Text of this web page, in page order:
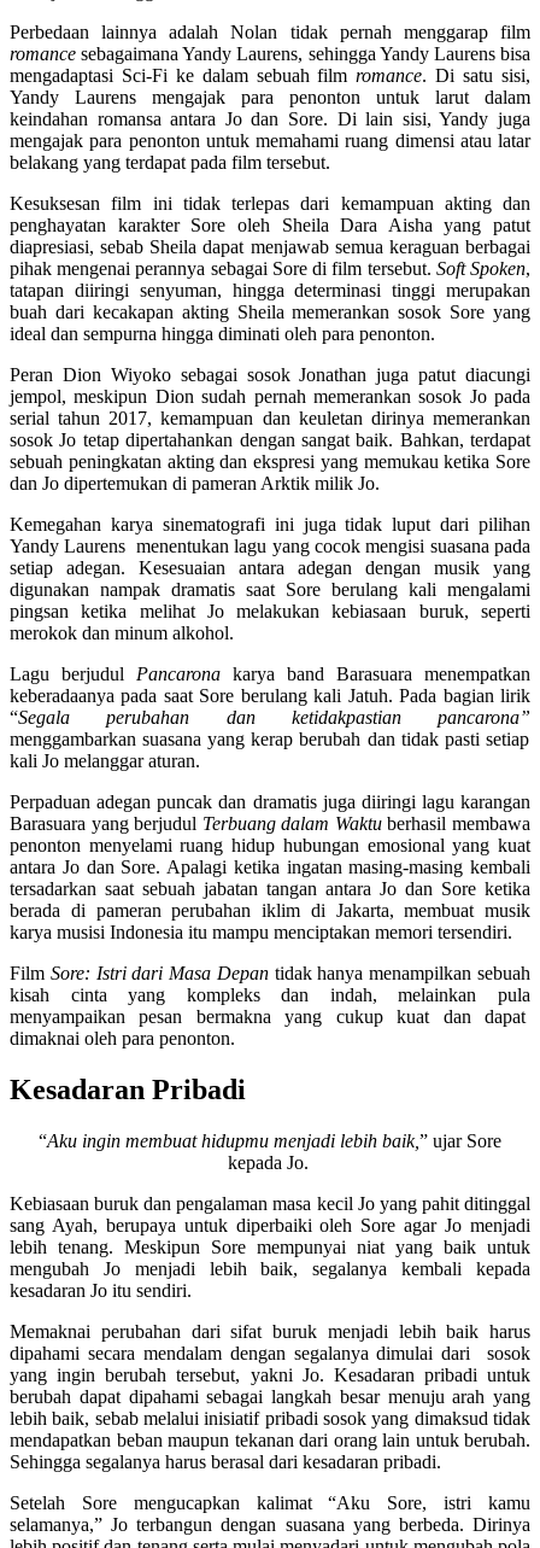
Perbedaan lainnya adalah Nolan tidak pernah menggarap film
romancesebagaimana Yandy Laurens, sehingga Yandy Laurens bisa
mengadaptasi Sci-Fi ke dalam sebuah filmromance. Di satu sisi,
Yandy Laurens mengajak para penonton untuk larut dalam
keindahan romansa antara Jo dan Sore. Di lain sisi, Yandy juga
mengajak para penonton untuk memahami ruang dimensi atau latar
belakang yang terdapat pada film tersebut.
Kesuksesan film ini tidak terlepas dari kemampuan akting dan
penghayatan karakter Sore oleh Sheila Dara Aisha yang patut
diapresiasi, sebab Sheila dapat menjawab semua keraguan berbagai
pihak mengenai perannya sebagai Sore di film tersebut. Soft Spoken,
tatapan diiringi senyuman, hingga determinasi tinggi merupakan
buah dari kecakapan akting Sheila memerankan sosok Sore yang
ideal dan sempurna hingga diminati oleh para penonton.
Peran Dion Wiyoko sebagai sosok Jonathan juga patut diacungi
jempol, meskipun Dion sudah pernah memerankan sosok Jo pada
serial tahun 2017, kemampuan dan keuletan dirinya memerankan
sosok Jo tetap dipertahankan dengan sangat baik. Bahkan, terdapat
sebuah peningkatan akting dan ekspresi yang memukau ketika Sore
dan Jo dipertemukan di pameran Arktik milik Jo.
Kemegahan karya sinematografi ini juga tidak luput dari pilihan
Yandy Laurens menentukan lagu yang cocok mengisi suasana pada
setiap adegan. Kesesuaian antara adegan dengan musik yang
digunakan nampak dramatis saat Sore berulang kali mengalami
pingsan ketika melihat Jo melakukan kebiasaan buruk, seperti
merokok dan minum alkohol.
Lagu berjudul Pancarona karya band Barasuara menempatkan
keberadaanya pada saat Sore berulang kali Jatuh. Pada bagian lirik
“Segala perubahan dan ketidakpastian pancarona”
menggambarkan suasana yang kerap berubah dan tidak pasti setiap
kali Jo melanggar aturan.
Perpaduan adegan puncak dan dramatis juga diiringi lagu karangan
Barasuara yang berjudul Terbuang dalam Waktuberhasil membawa
penonton menyelami ruang hidup hubungan emosional yang kuat
antara Jo dan Sore. Apalagi ketika ingatan masing-masing kembali
tersadarkan saat sebuah jabatan tangan antara Jo dan Sore ketika
berada di pameran perubahan iklim di Jakarta, membuat musik
karya musisi Indonesia itu mampu menciptakan memori tersendiri.
Film Sore: Istri dari Masa Depantidak hanya menampilkan sebuah
kisah cinta yang kompleks dan indah, melainkan pula
menyampaikan pesan bermakna yang cukup kuat dan dapat
dimaknai oleh para penonton.
Kesadaran Pribadi
“Aku ingin membuat hidupmu menjadi lebih baik,” ujar Sore
kepada Jo.
Kebiasaan buruk dan pengalaman masa kecil Jo yang pahit ditinggal
sang Ayah, berupaya untuk diperbaiki oleh Sore agar Jo menjadi
lebih tenang. Meskipun Sore mempunyai niat yang baik untuk
mengubah Jo menjadi lebih baik, segalanya kembali kepada
kesadaran Jo itu sendiri.
Memaknai perubahan dari sifat buruk menjadi lebih baik harus
dipahami secara mendalam dengan segalanya dimulai dari sosok
yang ingin berubah tersebut, yakni Jo. Kesadaran pribadi untuk
berubah dapat dipahami sebagai langkah besar menuju arah yang
lebih baik, sebab melalui inisiatif pribadi sosok yang dimaksud tidak
mendapatkan beban maupun tekanan dari orang lain untuk berubah.
Sehingga segalanya harus berasal dari kesadaran pribadi.
Setelah Sore mengucapkan kalimat “Aku Sore, istri kamu
selamanya,” Jo terbangun dengan suasana yang berbeda. Dirinya